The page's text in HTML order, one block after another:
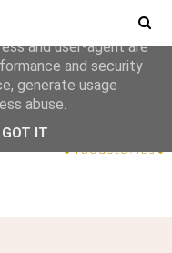
to deliver its services
and user-agent are
and security
generate usage
abuse.
GOT IT